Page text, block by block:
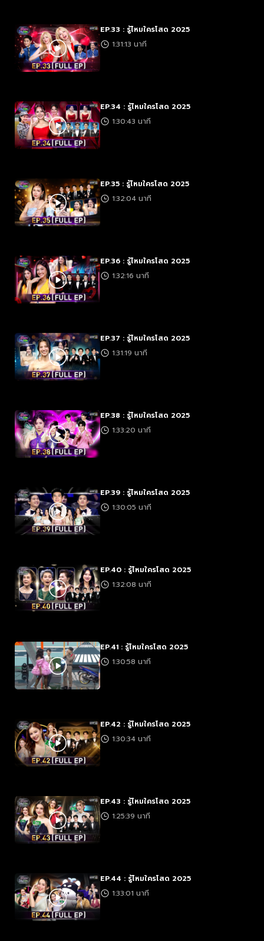
EP.33 : รู้ไหมใครโสด 2025
1:31:13 นาที
EP.34 : รู้ไหมใครโสด 2025
1:30:43 นาที
EP.35 : รู้ไหมใครโสด 2025
1:32:04 นาที
EP.36 : รู้ไหมใครโสด 2025
1:32:16 นาที
EP.37 : รู้ไหมใครโสด 2025
1:31:19 นาที
EP.38 : รู้ไหมใครโสด 2025
1:33:20 นาที
EP.39 : รู้ไหมใครโสด 2025
1:30:05 นาที
EP.40 : รู้ไหมใครโสด 2025
1:32:08 นาที
EP.41 : รู้ไหมใครโสด 2025
1:30:58 นาที
EP.42 : รู้ไหมใครโสด 2025
1:30:34 นาที
EP.43 : รู้ไหมใครโสด 2025
1:25:39 นาที
EP.44 : รู้ไหมใครโสด 2025
1:33:01 นาที